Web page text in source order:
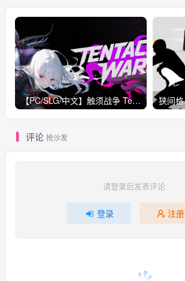
【PC/SLG/中文】触须战争 Tentacle Wars V1.0.29 STEAM官方中文版【1.1GB】
评论 抢沙发
请登录后发表评论
登录 注册